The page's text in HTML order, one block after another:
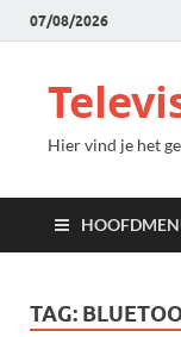
07/08/2026
Hier vind je het
TAG: